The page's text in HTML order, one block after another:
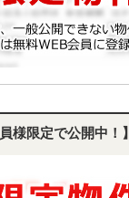
様限定で公開中！】